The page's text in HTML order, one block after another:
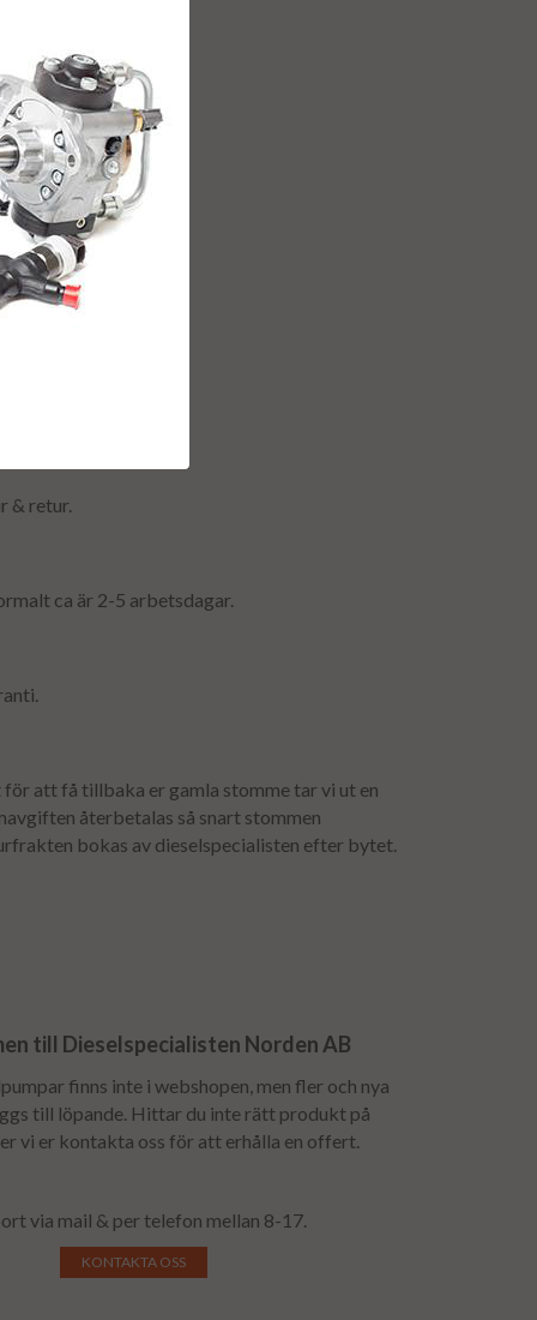
& retur.
ca är 2-5 arbetsdagar.
för att få tillbaka er gamla stomme tar vi ut en
återbetalas så snart stommen
bokas av dieselspecialisten efter bytet.
till Dieselspecialisten Norden AB
finns inte i webshopen, men fler och nya
till löpande. Hittar du inte rätt produkt på
vi er kontakta oss för att erhålla en offert.
via mail & per telefon mellan 8-17.
KONTAKTA OSS